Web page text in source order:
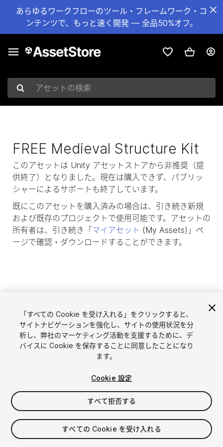
あらゆるワークフローのツール・フレームワーク・コ
ンテンツで、もっと速く開発 — 全品50%オフ。
アセットの検索
FREE Medieval Structure Kit
このアセットは Unity アセットストアから非推奨（提
供終了）となりました。現在は購入できず、パブリッ
シャーによるサポートも終了しています。
既にこのアセットを購入済みの場合は、引き続き新規
および既存のプロジェクトで使用可能です。アセットの
所有者は、引き続き「 マイアセット (My Assets)」ペ
ージで確認・ダウンロードすることができます。
简体中文
한국어
日本語
販売審査ガイドライン
Asset Store Tools
パブリッシャー管理画面
よくあるご質問
「すべての Cookie を受け入れる」をクリックすると、
サイトナビゲーションを強化し、サイトの使用状況を分
析し、弊社のマーケティング活動を支援するために、デ
バイスに Cookie を保存することに同意したことになり
ます。
Cookie 設定
すべて拒否する
すべての Cookie を受け入れる